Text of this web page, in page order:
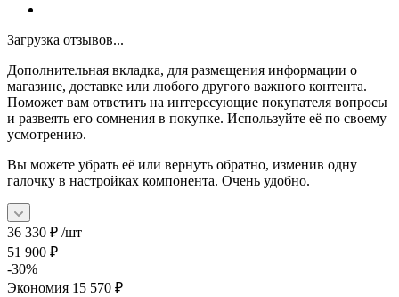
Загрузка отзывов...
Дополнительная вкладка, для размещения информации о
магазине, доставке или любого другого важного контента.
Поможет вам ответить на интересующие покупателя вопросы
и развеять его сомнения в покупке. Используйте её по своему
усмотрению.
Вы можете убрать её или вернуть обратно, изменив одну
галочку в настройках компонента. Очень удобно.
36 330 ₽ /шт
51 900 ₽
-30%
Экономия 15 570 ₽